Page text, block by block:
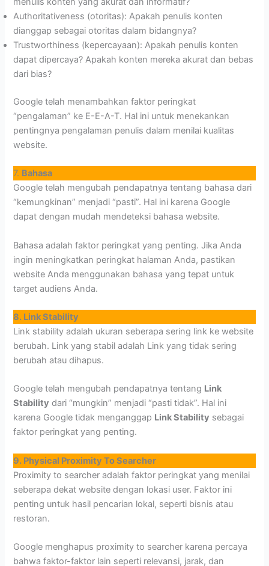
Authoritativeness (otoritas): Apakah penulis konten
dianggap sebagai otoritas dalam bidangnya?
Trustworthiness (kepercayaan): Apakah penulis konten
dapat dipercaya? Apakah konten mereka akurat dan bebas
dari bias?
Google telah menambahkan faktor peringkat
“pengalaman” ke E-E-A-T. Hal ini untuk menekankan
pentingnya pengalaman penulis dalam menilai kualitas
website.
7. Bahasa
Google telah mengubah pendapatnya tentang bahasa dari
“kemungkinan” menjadi “pasti”. Hal ini karena Google
dapat dengan mudah mendeteksi bahasa website.
Bahasa adalah faktor peringkat yang penting. Jika Anda
ingin meningkatkan peringkat halaman Anda, pastikan
website Anda menggunakan bahasa yang tepat untuk
target audiens Anda.
8. Link Stability
Link stability adalah ukuran seberapa sering link ke website
berubah. Link yang stabil adalah Link yang tidak sering
berubah atau dihapus.
Google telah mengubah pendapatnya tentang Link
Stability dari “mungkin” menjadi “pasti tidak”. Hal ini
karena Google tidak menganggap Link Stability sebagai
faktor peringkat yang penting.
9. Physical Proximity To Searcher
Proximity to searcher adalah faktor peringkat yang menilai
seberapa dekat website dengan lokasi user. Faktor ini
penting untuk hasil pencarian lokal, seperti bisnis atau
restoran.
Google menghapus proximity to searcher karena percaya
bahwa faktor-faktor lain seperti relevansi, jarak, dan